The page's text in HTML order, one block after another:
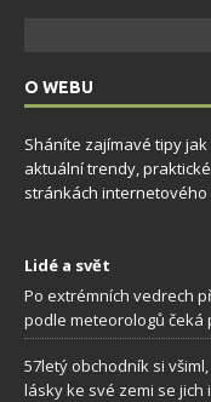
O WEBU
Sháníte zajímavé tipy
aktuální trendy,
stránkách internetového
Lidé a svět
Po extrémních vedrech
podle meteorologů čeká
57letý obchodník si
lásky ke své zemi se jich